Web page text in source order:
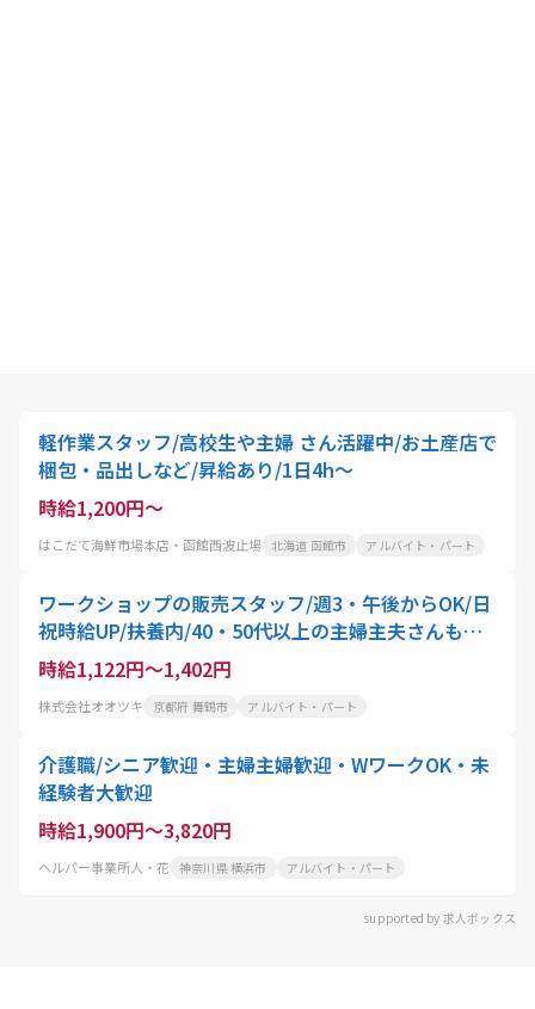
軽作業スタッフ/高校生や主婦 さん活躍中/お土産店で
梱包・品出しなど/昇給あり/1日4h～
時給1,200円～
はこだて海鮮市場本店・函館西波止場 北海道 函館市 アルバイト・パート
ワークショップの販売スタッフ/週3・午後からOK/日
祝時給UP/扶養内/40・50代以上の主婦主夫さんも歓
迎!/東舞鶴店
時給1,122円～1,402円
株式会社オオツキ 京都府 舞鶴市 アルバイト・パート
介護職/シニア歓迎・主婦主婦歓迎・WワークOK・未
経験者大歓迎
時給1,900円～3,820円
ヘルパー事業所人・花 神奈川県 横浜市 アルバイト・パート
supported by 求人ボックス